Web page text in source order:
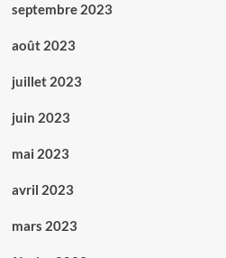
septembre 2023
août 2023
juillet 2023
juin 2023
mai 2023
avril 2023
mars 2023